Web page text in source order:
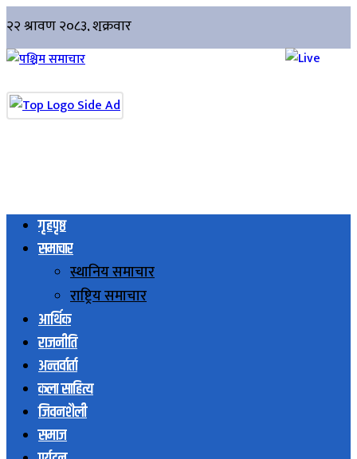
गृहपृष्ठ
समाचार
स्थानिय समाचार
राष्ट्रिय समाचार
आर्थिक
राजनीति
अन्तर्वार्ता
कला साहित्य
जिवनशैली
समाज